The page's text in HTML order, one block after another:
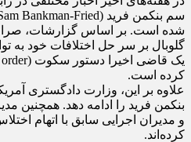
گلوبال بر سر حل اختلافات خود به
کرده است.
علاوه بر این، وزارت دادگستری
و مدیران اجرایی سابق با اتهام
کرده‌اند.